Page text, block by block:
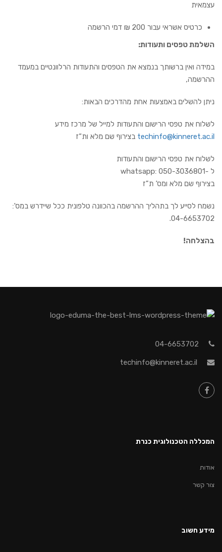
עצמאית
כרטיס אשראי עבור 200 ₪ דמי הרשמה
השלמת טפסים ותעודות:
במידה ואין ברשותך בנמצא את הטפסים והתעודות הרלוונטיים במעמד
ההרשמה,
ניתן להשלים באמצעות אחת מהדרכים הבאות:
לשלוח את טפסי הרישום והתעודות למייל של מרכז מידע
techinfo@kinneret.ac.il בצירוף שם מלא ות”ז
לשלוח את טפסי הרישום והתעודות
ל -whatsapp: 050-3036801
בצירוף שם מלא ומס’ ת”ז
נשמח לסייע לך בתהליך ההרשמה בהכוונה טלפונית ככל שיידרש במס’:
04-6653702.
בהצלחה!
04-6653702
techinfo@kinneret.ac.il
המכללה הטכנולוגית כנרת
אודות
צור קשר
מידע חשוב